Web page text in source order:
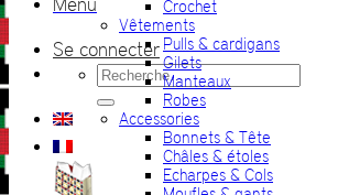
Menu
Se connecter
Recherche
pour :
Crochet
Vêtements
Pulls & cardigans
Gilets
Manteaux
Robes
Accessories
Bonnets & Tête
Châles & étoles
Echarpes & Cols